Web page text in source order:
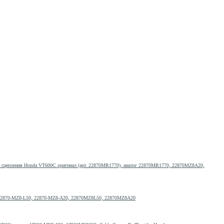
сцепления Honda VT600C оригинал (арт. 22870MR1770), аналог 22870MR1770, 22870MZ8A20,
MZ8-L50, 22870-MZ8-A20, 22870MZ8L50, 22870MZ8A20